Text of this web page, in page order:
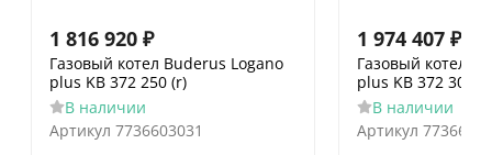
1 816 920 ₽
Газовый котел Buderus Logano
plus KB 372 250 (r)
В наличии
Артикул 7736603031
1 974 407 ₽
Газовый котел
plus KB 372 300 (l)
В наличии
Артикул